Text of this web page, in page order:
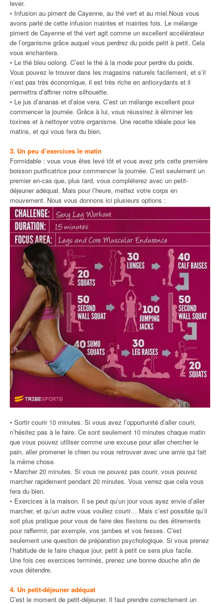
lever.
• Infusion au piment de Cayenne, au thé vert et au miel.Nous vous
avons parlé de cette infusion maintes et maintes fois. Le mélange
piment de Cayenne et thé vert agit comme un excellent accélérateur
de l’organisme grâce auquel vous perdrez du poids petit à petit. Cela
vous enchantera.
• Le thé bleu oolong. C’est le thé à la mode pour perdre du poids.
Vous pouvez le trouver dans les magasins naturels facilement, et s’il
n’est pas très économique, il est très riche en antioxydants et il
permettra d’affiner notre silhouette.
• Le jus d’ananas et d’aloe vera. C’est un mélange excellent pour
commencer la journée. Grâce à lui, vous réussirez à éliminer les
toxines et à nettoyer votre organisme. Une recette idéale pour les
matins, et qui vous fera du bien.
3. Un peu d’exercices le matin
Formidable : vous vous êtes levé tôt et vous avez pris cette première
boisson purificatrice pour commencer la journée. C’est seulement un
premier en-cas que, plus tard, vous compléterez avec un petit-
déjeuner adéquat. Mais pour l’heure, mettez votre corps en
mouvement. Nous vous donnons ici plusieurs options :
• Sortir courir 10 minutes. Si vous avez l’opportunité d’aller courir,
n’hésitez pas à le faire. Ce sont seulement 10 minutes chaque matin
que vous pouvez utiliser comme une excuse pour aller chercher le
pain, aller promener le chien ou vous retrouver avec une amie qui fait
la même chose.
• Marcher 20 minutes. Si vous ne pouvez pas courir, vous pouvez
marcher rapidement pendant 20 minutes. Vous verrez que cela vous
fera du bien.
• Exercices à la maison. Il se peut qu’un jour vous ayez envie d’aller
marcher, et qu’un autre vous vouliez courir… Mais c’est possible qu’il
soit plus pratique pour vous de faire des flexions ou des étirements
pour raffermir, par exemple, vos jambes et vos fesses. C’est
seulement une question de préparation psychologique. Si vous prenez
l’habitude de le faire chaque jour, petit à petit ce sera plus facile.
Une fois ces exercices terminés, prenez une bonne douche afin de
vous détendre.
4. Un petit-déjeuner adéquat
C’est le moment de petit-déjeuner. Il faut prendre correctement un